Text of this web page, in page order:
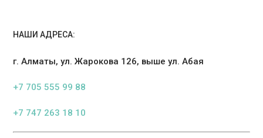
НАШИ АДРЕСА:
г. Алматы, ул. Жарокова 126, выше ул. Абая
+7 705 555 99 88
+7 747 263 18 10